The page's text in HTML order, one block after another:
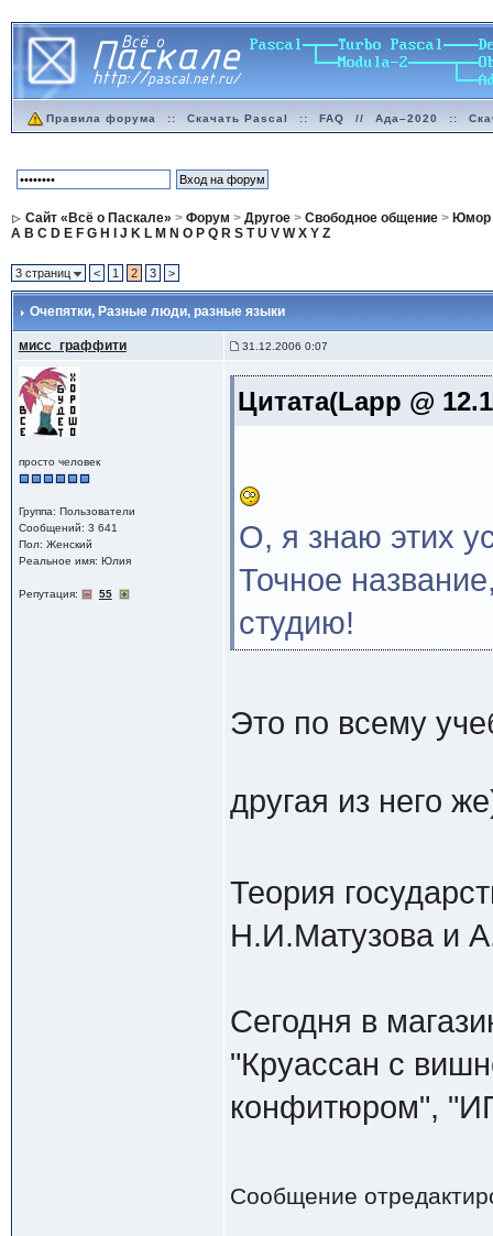
Правила форума :: Скачать Pascal :: FAQ // Ада–2020 ::
Сайт «Всё о Паскале» > Форум > Другое> Свободное общение> Юмор
A B C D E F G H J K L M N O P Q R S T U V W X Y Z
3 страниц < 1 2 3 >
Очепятки, Разные люди, разные языки
мисс_граффити 31.12.2006 0:07
просто человек
Группа: Пользователи
Сообщений: 3 641
Пол: Женский
Реальное имя: Юлия
Репутация: 55
Цитата(Lapp @
О, я знаю этих
Точное
студию!
Это по всему
другая из него
Теория
Н.И.Матузова и
Сегодня в
"Круассан с
конфитюром",
Сообщение